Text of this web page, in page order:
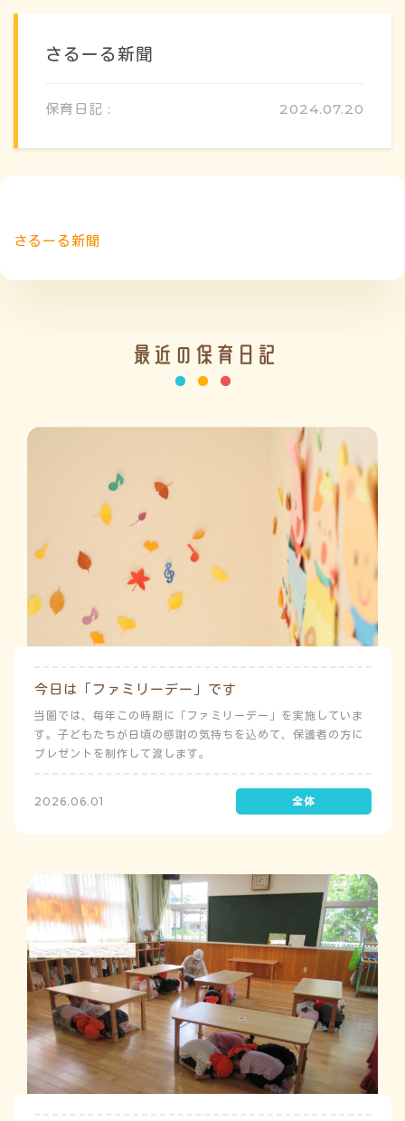
さるーる新聞
保育日記 : 2024.07.20
さるーる新聞
最近の保育日記
今日は「ファミリーデー」です
当園では、毎年この時期に「ファミリーデー」を実施していま
す。子どもたちが日頃の感謝の気持ちを込めて、保護者の方に
プレゼントを制作して渡します。
2026.06.01
よみこみちゅう
情報公開